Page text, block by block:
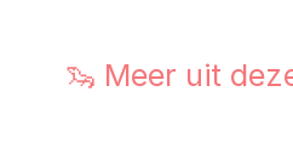
🦦 Meer uit